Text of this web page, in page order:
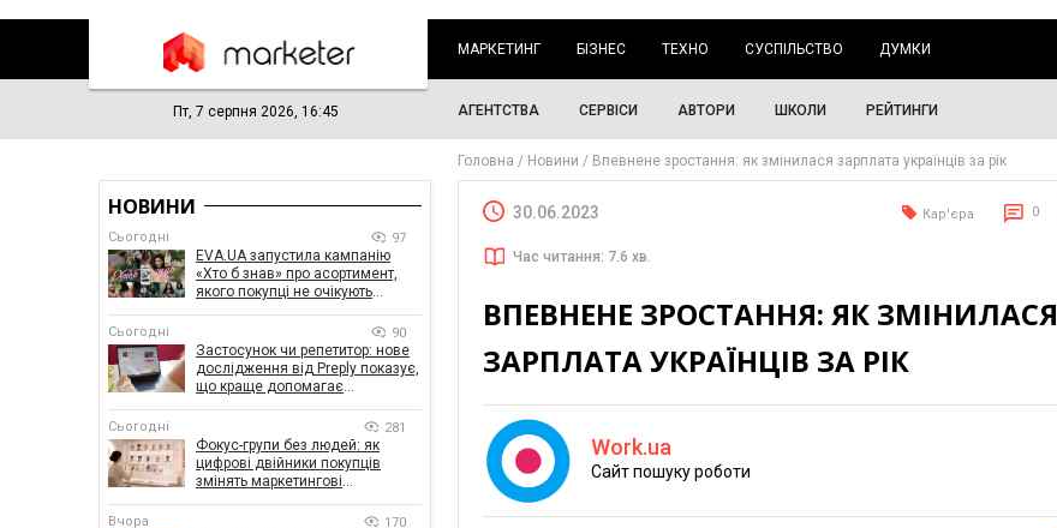
МАРКЕТИНГ БІЗНЕС ТЕХНО СУСПІЛЬСТВО ДУМКИ
Пт, 7 серпня 2026, 16:45 АГЕНТСТВА СЕРВІСИ АВТОРИ ШКОЛИ РЕЙТИНГИ
Головна Новини Впевнене зростання: як змінилася зарплата українців за рік
30.06.2023 Кар'єра 0
Час читання: 7.6 хв.
ВПЕВНЕНЕ ЗРОСТАННЯ: ЯК ЗМІНИЛАСЯ
ЗАРПЛАТА УКРАЇНЦІВ ЗА РІК
Work.ua
Cайт пошуку роботи
НОВИНИ
Сьогодні 97
EVA.UA запустила кампанію
«Хто б знав» про асортимент,
якого покупці не очікують
Сьогодні 90
Застосунок чи репетитор: нове
дослідження від Preply показує,
що краще допомагає
Сьогодні 281
Фокус-групи без людей: як
цифрові двійники покупців
змінять маркетингові
Вчора 170